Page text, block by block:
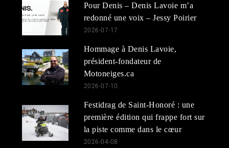
Pour Denis – Denis Lavoie m’a
redonné une voix – Jessy Poirier
2026-07-17
Hommage à Denis Lavoie,
président-fondateur de
Motoneiges.ca
2026-07-10
Festidrag de Saint-Honoré : une
première édition qui frappe fort sur
la piste comme dans le cœur
2026-04-08